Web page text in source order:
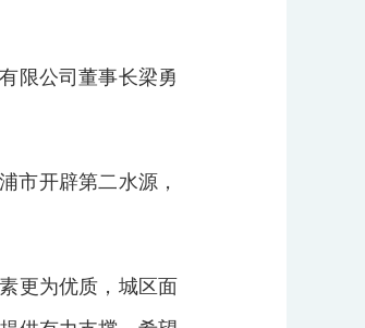
限公司董事长梁勇
市开辟第二水源，
更为优质，城区面